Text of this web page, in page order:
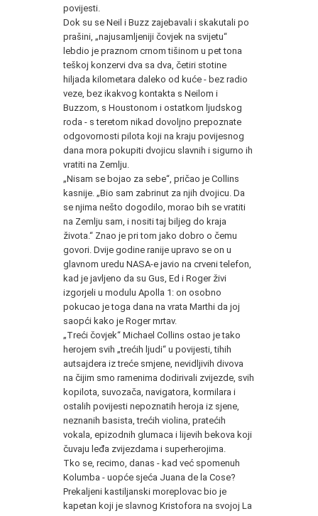
povijesti.
Dok su se Neil i Buzz zajebavali i skakutali po
prašini, „najusamljeniji čovjek na svijetu“
lebdio je praznom crnom tišinom u pet tona
teškoj konzervi dva sa dva, četiri stotine
hiljada kilometara daleko od kuće - bez radio
veze, bez ikakvog kontakta s Neilom i
Buzzom, s Houstonom i ostatkom ljudskog
roda - s teretom nikad dovoljno prepoznate
odgovornosti pilota koji na kraju povijesnog
dana mora pokupiti dvojicu slavnih i sigurno ih
vratiti na Zemlju.
„Nisam se bojao za sebe“, pričao je Collins
kasnije. „Bio sam zabrinut za njih dvojicu. Da
se njima nešto dogodilo, morao bih se vratiti
na Zemlju sam, i nositi taj biljeg do kraja
života.“ Znao je pri tom jako dobro o čemu
govori. Dvije godine ranije upravo se on u
glavnom uredu NASA-e javio na crveni telefon,
kad je javljeno da su Gus, Ed i Roger živi
izgorjeli u modulu Apolla 1: on osobno
pokucao je toga dana na vrata Marthi da joj
saopći kako je Roger mrtav.
„Treći čovjek“ Michael Collins ostao je tako
herojem svih „trećih ljudi“ u povijesti, tihih
autsajdera iz treće smjene, nevidljivih divova
na čijim smo ramenima dodirivali zvijezde, svih
kopilota, suvozača, navigatora, kormilara i
ostalih povijesti nepoznatih heroja iz sjene,
neznanih basista, trećih violina, pratećih
vokala, epizodnih glumaca i lijevih bekova koji
čuvaju leđa zvijezdama i superherojima.
Tko se, recimo, danas - kad već spomenuh
Kolumba - uopće sjeća Juana de la Cose?
Prekaljeni kastiljanski moreplovac bio je
kapetan koji je slavnog Kristofora na svojoj La